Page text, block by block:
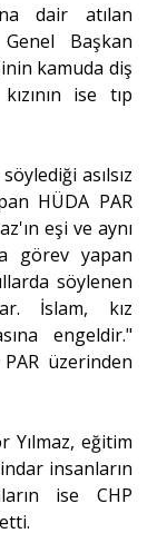
dair atılan
Başkan
kamuda diş
ise tıp
asılsız
HÜDA PAR
eşi ve aynı
görev yapan
söylenen
İslam, kız
engeldir."
üzerinden
Yılmaz, eğitim
insanların
ise CHP